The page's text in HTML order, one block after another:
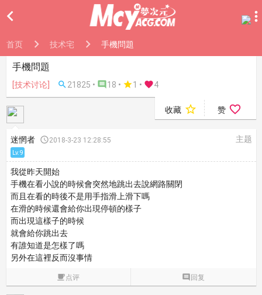

首页 技术宅 手機問題
手機問題
[技术讨论]  21825 •  18 • 1 • 4
收藏  赞 
迷惘者 2018-3-23 12:28:55 主题
Lv.9
我從昨天開始
手機在看小說的時候會突然地跳出去說網路關閉
而且在看的時後不是用手指滑上滑下嗎
在滑的時候還會給你出現停頓的樣子
而出現這樣子的時候
就會給你跳出去
有誰知道是怎樣了嗎
另外在這裡反而沒事情
点评  回复